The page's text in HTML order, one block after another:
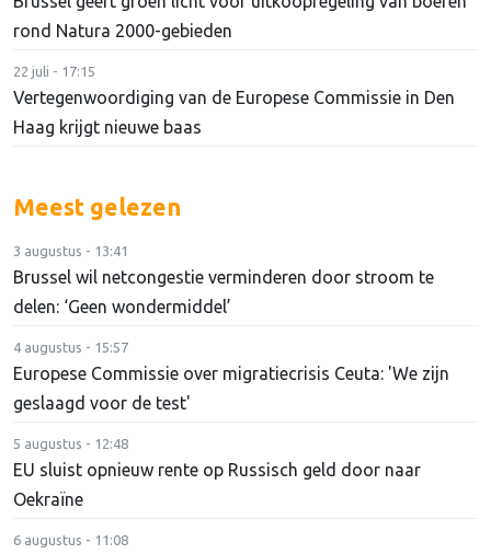
rond Natura 2000-gebieden
22 juli - 17:15
Vertegenwoordiging van de Europese Commissie in Den
Haag krijgt nieuwe baas
Meest gelezen
3 augustus - 13:41
Brussel wil netcongestie verminderen door stroom te
delen: ‘Geen wondermiddel’
4 augustus - 15:57
Europese Commissie over migratiecrisis Ceuta: 'We zijn
geslaagd voor de test'
5 augustus - 12:48
EU sluist opnieuw rente op Russisch geld door naar
Oekraïne
6 augustus - 11:08